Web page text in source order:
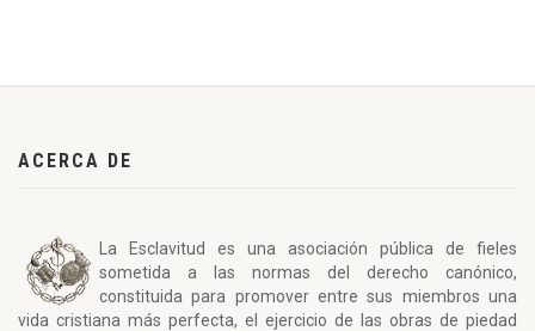
ACERCA DE
La Esclavitud es una asociación pública de fieles
sometida a las normas del derecho canónico,
constituida para promover entre sus miembros una
vida cristiana más perfecta, el ejercicio de las obras de piedad